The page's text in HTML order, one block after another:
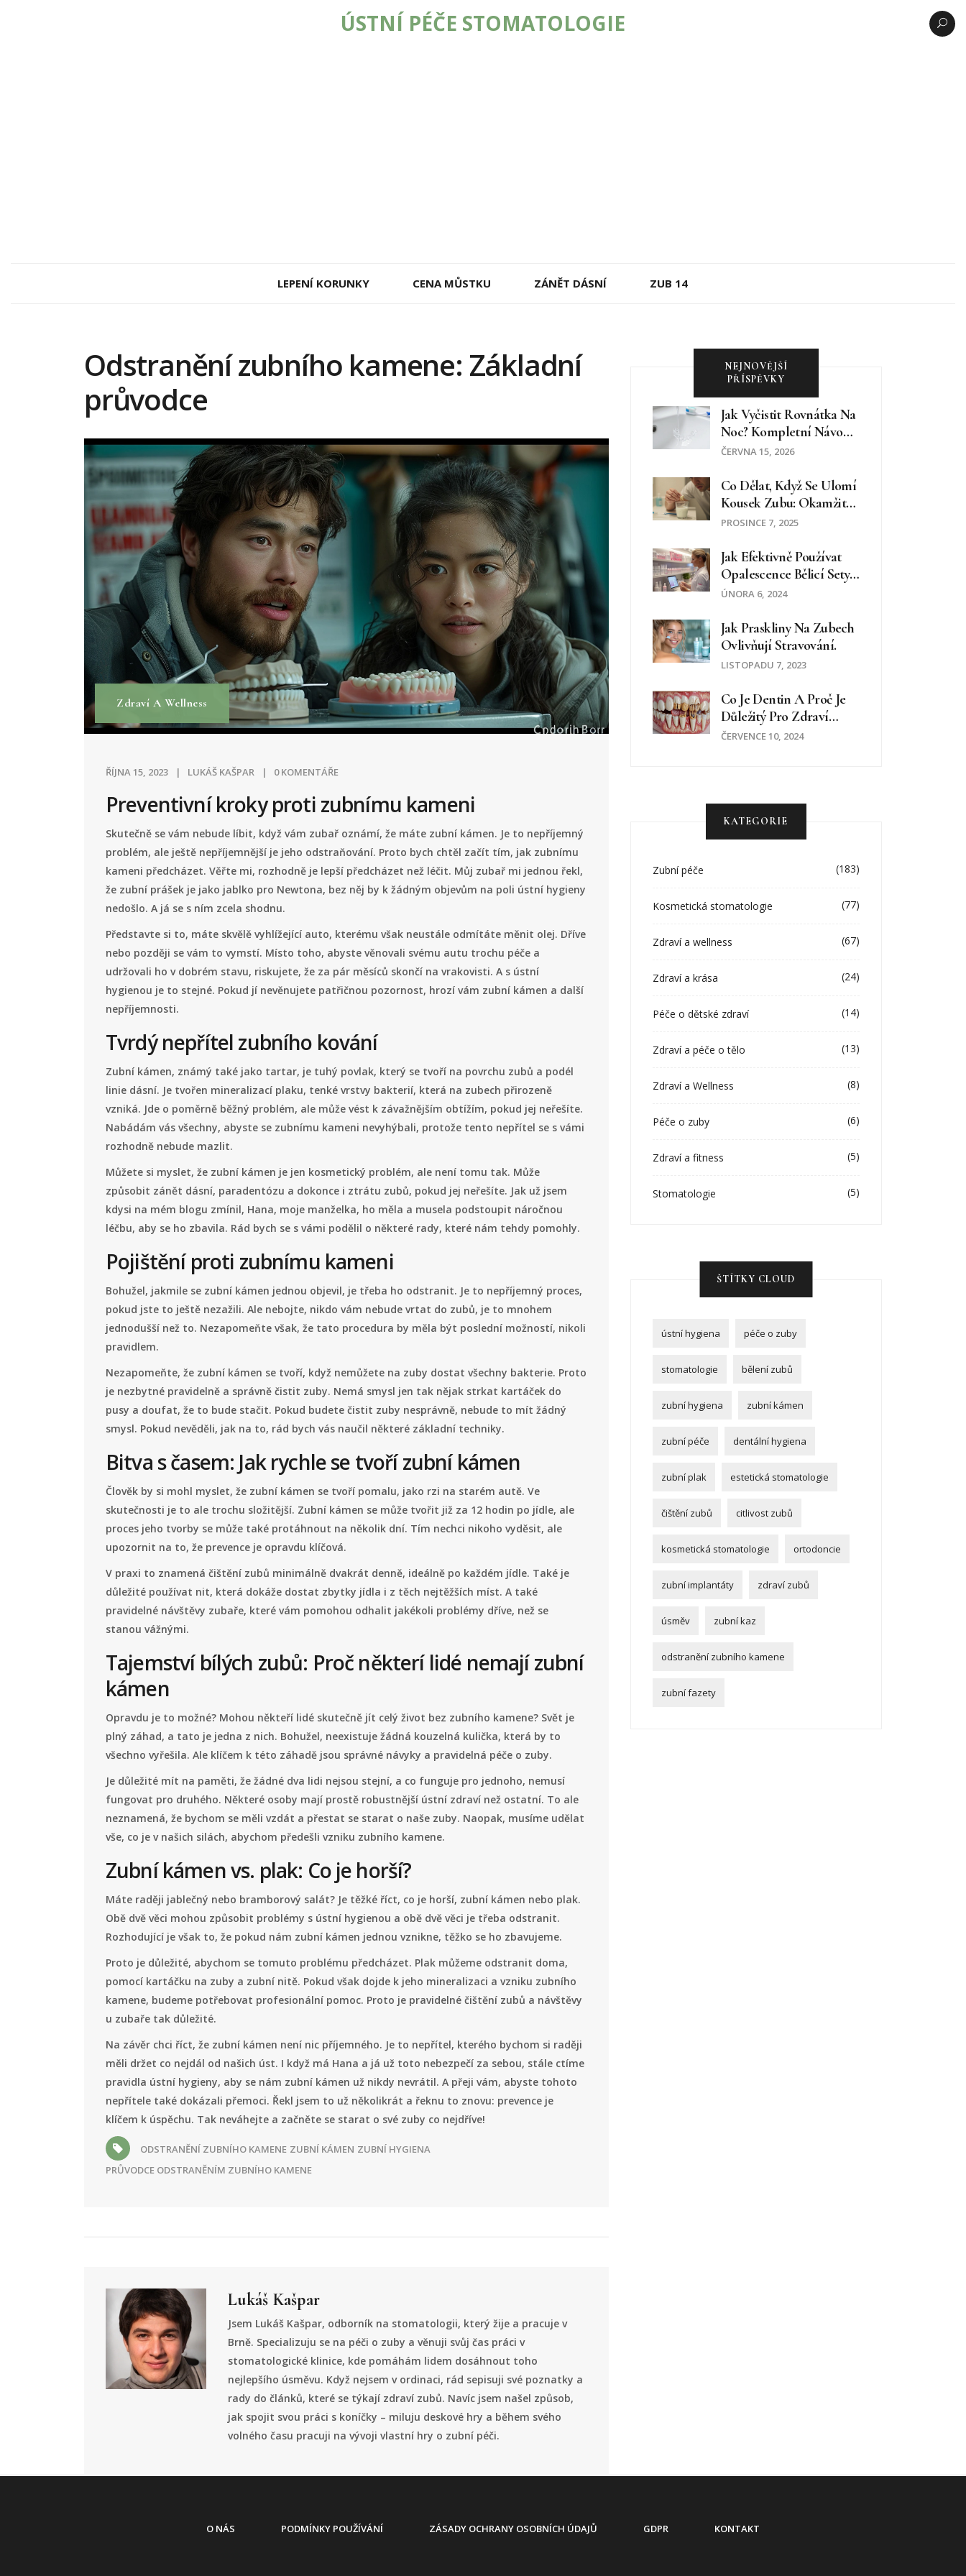
ÚSTNÍ PÉČE STOMATOLOGIE
LEPENÍ KORUNKY CENA MŮSTKU ZÁNĚT DÁSNÍ ZUB 14
Odstranění zubního kamene: Základní
průvodce
Zdraví A Wellness
ŘÍJNA 15, 2023 LUKÁŠ KAŠPAR 0 KOMENTÁŘE
Preventivní kroky proti zubnímu kameni
Skutečně se vám nebude líbit, když vám zubař oznámí, že máte zubní kámen. Je to nepříjemný
problém, ale ještě nepříjemnější je jeho odstraňování. Proto bych chtěl začít tím, jak zubnímu
kameni předcházet. Věřte mi, rozhodně je lepší předcházet než léčit. Můj zubař mi jednou řekl,
že zubní prášek je jako jablko pro Newtona, bez něj by k žádným objevům na poli ústní hygieny
nedošlo. A já se s ním zcela shodnu.
Představte si to, máte skvělě vyhlížející auto, kterému však neustále odmítáte měnit olej. Dříve
nebo později se vám to vymstí. Místo toho, abyste věnovali svému autu trochu péče a
udržovali ho v dobrém stavu, riskujete, že za pár měsíců skončí na vrakovisti. A s ústní
hygienou je to stejné. Pokud jí nevěnujete patřičnou pozornost, hrozí vám zubní kámen a další
nepříjemnosti.
Tvrdý nepřítel zubního kování
Zubní kámen, známý také jako tartar, je tuhý povlak, který se tvoří na povrchu zubů a podél
linie dásní. Je tvořen mineralizací plaku, tenké vrstvy bakterií, která na zubech přirozeně
vzniká. Jde o poměrně běžný problém, ale může vést k závažnějším obtížím, pokud jej neřešíte.
Nabádám vás všechny, abyste se zubnímu kameni nevyhýbali, protože tento nepřítel se s vámi
rozhodně nebude mazlit.
Můžete si myslet, že zubní kámen je jen kosmetický problém, ale není tomu tak. Může
způsobit zánět dásní, paradentózu a dokonce i ztrátu zubů, pokud jej neřešíte. Jak už jsem
kdysi na mém blogu zmínil, Hana, moje manželka, ho měla a musela podstoupit náročnou
léčbu, aby se ho zbavila. Rád bych se s vámi podělil o některé rady, které nám tehdy pomohly.
Pojištění proti zubnímu kameni
Bohužel, jakmile se zubní kámen jednou objevil, je třeba ho odstranit. Je to nepříjemný proces,
pokud jste to ještě nezažili. Ale nebojte, nikdo vám nebude vrtat do zubů, je to mnohem
jednodušší než to. Nezapomeňte však, že tato procedura by měla být poslední možností, nikoli
pravidlem.
Nezapomeňte, že zubní kámen se tvoří, když nemůžete na zuby dostat všechny bakterie. Proto
je nezbytné pravidelně a správně čistit zuby. Nemá smysl jen tak nějak strkat kartáček do
pusy a doufat, že to bude stačit. Pokud budete čistit zuby nesprávně, nebude to mít žádný
smysl. Pokud nevěděli, jak na to, rád bych vás naučil některé základní techniky.
Bitva s časem: Jak rychle se tvoří zubní kámen
Člověk by si mohl myslet, že zubní kámen se tvoří pomalu, jako rzi na starém autě. Ve
skutečnosti je to ale trochu složitější. Zubní kámen se může tvořit již za 12 hodin po jídle, ale
proces jeho tvorby se může také protáhnout na několik dní. Tím nechci nikoho vyděsit, ale
upozornit na to, že prevence je opravdu klíčová.
V praxi to znamená čištění zubů minimálně dvakrát denně, ideálně po každém jídle. Také je
důležité používat nit, která dokáže dostat zbytky jídla i z těch nejtěžších míst. A také
pravidelné návštěvy zubaře, které vám pomohou odhalit jakékoli problémy dříve, než se
stanou vážnými.
Tajemství bílých zubů: Proč některí lidé nemají zubní
kámen
Opravdu je to možné? Mohou někteří lidé skutečně jít celý život bez zubního kamene? Svět je
plný záhad, a tato je jedna z nich. Bohužel, neexistuje žádná kouzelná kulička, která by to
všechno vyřešila. Ale klíčem k této záhadě jsou správné návyky a pravidelná péče o zuby.
Je důležité mít na paměti, že žádné dva lidi nejsou stejní, a co funguje pro jednoho, nemusí
fungovat pro druhého. Některé osoby mají prostě robustnější ústní zdraví než ostatní. To ale
neznamená, že bychom se měli vzdát a přestat se starat o naše zuby. Naopak, musíme udělat
vše, co je v našich silách, abychom předešli vzniku zubního kamene.
Zubní kámen vs. plak: Co je horší?
Máte raději jablečný nebo bramborový salát? Je těžké říct, co je horší, zubní kámen nebo plak.
Obě dvě věci mohou způsobit problémy s ústní hygienou a obě dvě věci je třeba odstranit.
Rozhodující je však to, že pokud nám zubní kámen jednou vznikne, těžko se ho zbavujeme.
Proto je důležité, abychom se tomuto problému předcházet. Plak můžeme odstranit doma,
pomocí kartáčku na zuby a zubní nitě. Pokud však dojde k jeho mineralizaci a vzniku zubního
kamene, budeme potřebovat profesionální pomoc. Proto je pravidelné čištění zubů a návštěvy
u zubaře tak důležité.
Na závěr chci říct, že zubní kámen není nic příjemného. Je to nepřítel, kterého bychom si raději
měli držet co nejdál od našich úst. I když má Hana a já už toto nebezpečí za sebou, stále ctíme
pravidla ústní hygieny, aby se nám zubní kámen už nikdy nevrátil. A přeji vám, abyste tohoto
nepřítele také dokázali přemoci. Řekl jsem to už několikrát a řeknu to znovu: prevence je
klíčem k úspěchu. Tak neváhejte a začněte se starat o své zuby co nejdříve!
ODSTRANĚNÍ ZUBNÍHO KAMENE ZUBNÍ KÁMEN ZUBNÍ HYGIENA
PRŮVODCE ODSTRANĚNÍM ZUBNÍHO KAMENE
Lukáš Kašpar
Jsem Lukáš Kašpar, odborník na stomatologii, který žije a pracuje v
Brně. Specializuju se na péči o zuby a věnuji svůj čas práci v
stomatologické klinice, kde pomáhám lidem dosáhnout toho
nejlepšího úsměvu. Když nejsem v ordinaci, rád sepisuji své poznatky a
rady do článků, které se týkají zdraví zubů. Navíc jsem našel způsob,
jak spojit svou práci s koníčky – miluju deskové hry a během svého
volného času pracuji na vývoji vlastní hry o zubní péči.
NEJNOVĚJŠÍ
PŘÍSPĚVKY
Jak Vyčistit Rovnátka Na
Noc? Kompletní Návod
Pro Neviditelné Náplasti
ČERVNA 15, 2026
Co Dělat, Když Se Ulomí
Kousek Zubu: Okamžité
Kroky A Možnosti
PROSINCE 7, 2025
Jak Efektivně Používat
Opalescence Bělicí Sety:
Kompletní Průvodce
ÚNORA 6, 2024
Jak Praskliny Na Zubech
Ovlivňují Stravování.
LISTOPADU 7, 2023
Co Je Dentin A Proč Je
Důležitý Pro Zdraví
Zubů
ČERVENCE 10, 2024
KATEGORIE
Zubní péče (183)
Kosmetická stomatologie (77)
Zdraví a wellness (67)
Zdraví a krása (24)
Péče o dětské zdraví (14)
Zdraví a péče o tělo (13)
Zdraví a Wellness (8)
Péče o zuby (6)
Zdraví a fitness (5)
Stomatologie (5)
ŠTÍTKY CLOUD
ústní hygiena péče o zuby
stomatologie bělení zubů
zubní hygiena zubní kámen
zubní péče dentální hygiena
zubní plak estetická stomatologie
čištění zubů citlivost zubů
kosmetická stomatologie ortodoncie
zubní implantáty zdraví zubů
úsměv zubní kaz
odstranění zubního kamene
zubní fazety
O NÁS PODMÍNKY POUŽÍVÁNÍ ZÁSADY OCHRANY OSOBNÍCH ÚDAJŮ GDPR KONTAKT